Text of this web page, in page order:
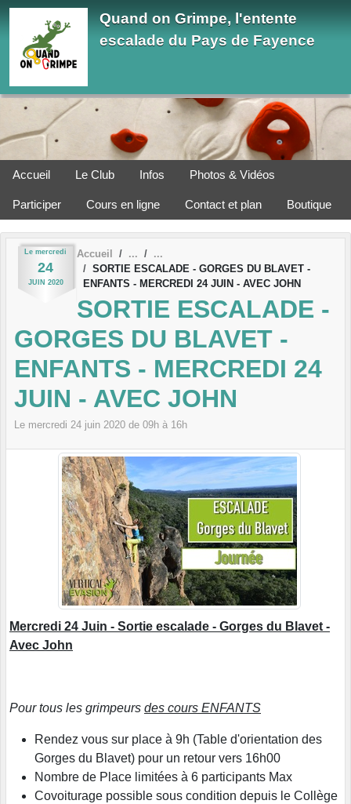
Quand on Grimpe, l'entente
escalade du Pays de Fayence
Accueil Le Club Infos Photos & Vidéos
Participer Cours en ligne Contact et plan Boutique
Le mercredi
24
JUIN 2020
Accueil
SORTIE ESCALADE - GORGES DU BLAVET -
ENFANTS - MERCREDI 24 JUIN - AVEC JOHN
SORTIE ESCALADE -
GORGES DU BLAVET -
ENFANTS - MERCREDI 24
JUIN - AVEC JOHN
Le mercredi 24 juin 2020 de 09h à 16h
Mercredi 24 Juin - Sortie escalade - Gorges du Blavet -
Avec John
Pour tous les grimpeurs des cours ENFANTS
Rendez vous sur place à 9h (Table d'orientation des
Gorges du Blavet) pour un retour vers 16h00
Nombre de Place limitées à 6 participants Max
Covoiturage possible sous condition depuis le Collège
Panneau de gestion des cookies